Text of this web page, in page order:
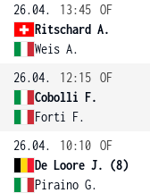
26.04.
13:45 OF
Ritschard A.
Weis A.
26.04.
12:15 OF
Cobolli F.
Forti F.
26.04.
10:10 OF
De Loore J. (8)
Piraino G.